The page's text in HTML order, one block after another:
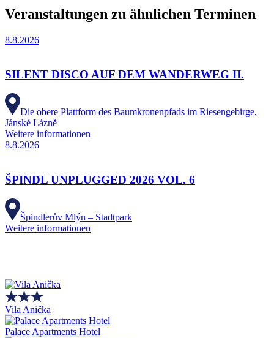
Veranstaltungen zu ähnlichen Terminen
8.8.2026
SILENT DISCO AUF DEM WANDERWEG II.
Die obere Plattform des Baumkronenpfads im Riesengebirge,
Jánské Lázně
Weitere informationen
8.8.2026
ŠPINDL UNPLUGGED 2026 VOL. 6
Špindlerův Mlýn – Stadtpark
Weitere informationen
Vila Anička
Palace Apartments Hotel